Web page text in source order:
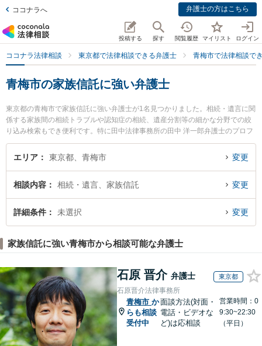
ココナラへ 弁護士の方はこちら
投稿する 探す 閲覧履歴 マイリスト ログイン
ココナラ法律相談 東京都で法律相談できる弁護士 青梅市で法律相談で
青梅市の家族信託に強い弁護士
東京都の青梅市で家族信託に強い弁護士が1名見つかりました。相続・遺言に関
係する家族間の相続トラブルや認知症の相続、遺産分割等の細かな分野での絞
り込み検索もでき便利です。特に田中法律事務所の田中 洋一郎弁護士のプロフ
ィール情報や弁護士費用、強みなどが注目されています。『青梅市で土日や夜
間に発生した家族信託のトラブルを今すぐに弁護士に相談したい』『家族信託
相談者さんにおすすめです。
エリア 東京都、青梅市 変更
相談内容 相続・遺言、家族信託 変更
詳細条件 未選択 変更
家族信託に強い青梅市から相談可能な弁護士
石原 晋介 弁護士 東京都
石原晋介法律事務所
青梅市 か
らも相談
受付中
面談方法(対面・
電話・ビデオな
ど)は応相談
営業時間：0
9:30~22:30
（平日）